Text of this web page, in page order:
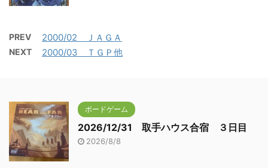
PREV 2000/02 ＪＡＧＡ
NEXT 2000/03 ＴＧＰ他
ボードゲーム
2026/12/31 取手ハウス合宿 ３日目
2026/8/8